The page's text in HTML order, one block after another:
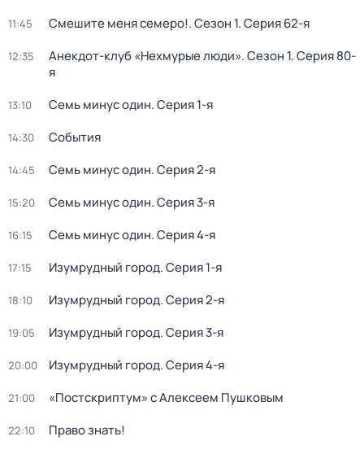
11:45 Смешите меня семеро!. Сезон 1. Серия 62-я
12:35 Анекдот-клуб «Нехмурые люди». Сезон 1. Серия 80-
я
13:10 Семь минус один. Серия 1-я
14:30 События
14:45 Семь минус один. Серия 2-я
15:20 Семь минус один. Серия 3-я
16:15 Семь минус один. Серия 4-я
17:15 Изумрудный город. Серия 1-я
18:10 Изумрудный город. Серия 2-я
19:05 Изумрудный город. Серия 3-я
20:00 Изумрудный город. Серия 4-я
21:00 «Постскриптум» с Алексеем Пушковым
22:10 Право знать!